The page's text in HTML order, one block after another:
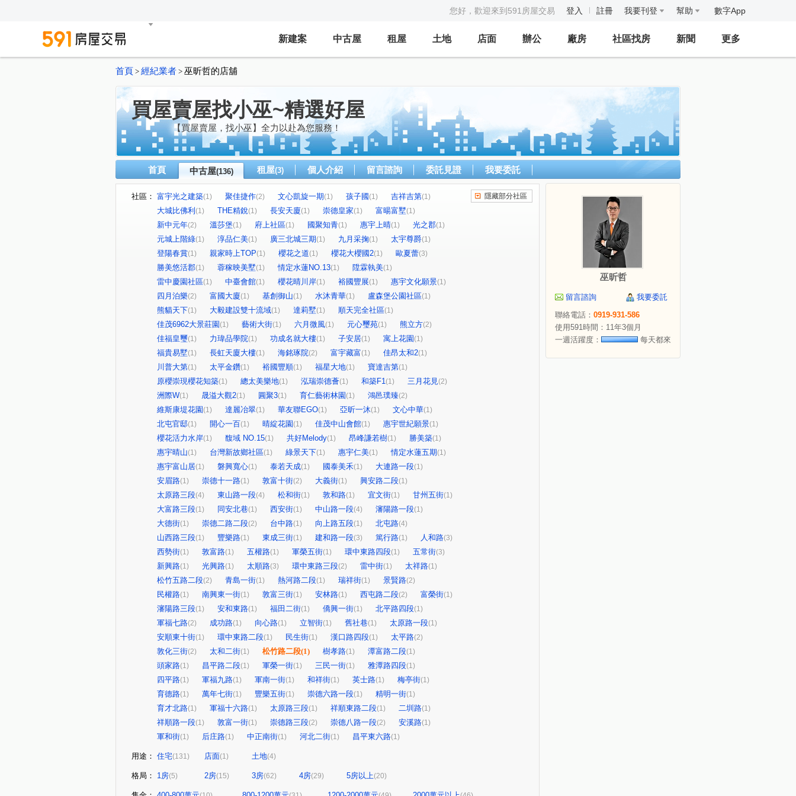
您好，歡迎來到591房屋交易 登入 註冊 我要刊登 幫助 數字App
新建案 中古屋 租屋 土地 店面 辦公 廠房 社區找房 新聞 更多
首頁 > 經紀業者 > 巫昕哲的店舖
買屋賣屋找小巫~精選好屋
【買屋賣屋，找小巫】全力以赴為您服務！
首頁 中古屋(136) 租屋(3) 個人介紹 留言諮詢 委託見證 我要委託
社區： 富宇光之建築(1) 聚佳捷作(2) 文心凱旋一期(1) 孩子國(1) 吉祥吉第(1)
大城比佛利 (1) THE精銳(1) 長安天廈(1) 崇德皇家(1) 富暘富墅(1)
新中元年(2) 溫莎堡(1) 府上社區(1) 國聚知青(1) 惠宇上晴(1) 光之郡(1)
元城上階綠(1) 淳品仁美(1) 廣三北城三期(1) 九月采掬(1) 太宇尊爵(1)
登陽春賞(1) 親家時上TOP(1) 櫻花之道(1) 櫻花大櫻國2(1) 歐夏蕾(3)
勝美悠活郡(1) 蓉稼映美墅(1) 情定水蓮NO.13(1) 陞霖執美(1)
雷中慶園社區(1) 中臺會館(1) 櫻花晴川岸(1) 裕國豐展(1) 惠宇文化願景(1)
四月泊樂(2) 富國大廈(1) 基創御山(1) 水沐青華(1) 盧森堡公園社區(1)
熊貓天下(1) 大毅建設雙十流域(1) 達莉墅(1) 順天完全社區(1)
佳茂6962大景莊園 (1) 藝術大街(1) 六月微風(1) 元心璽苑(1) 熊立方(2)
佳福皇璽(1) 力瑋品學院(1) 功成名就大樓(1) 子安居(1) 寓上花園 (1)
福貴易墅(1) 長虹天廈大樓(1) 海銘琢院(2) 富宇藏富(1) 佳昂太和2(1)
川普大第(1) 太平金鑽(1) 裕國豐順(1) 福星大地(1) 寶達吉第(1)
原櫻崇現櫻花知築(1) 總太美樂地(1) 泓瑞崇德薈(1) 和築F1(1) 三月花見(2)
洲際W(1) 晟溢大觀2(1) 圓聚3(1) 育仁藝術林園 (1) 鴻邑璞臻(2)
維斯康堤花園 (1) 達麗冶翠(1) 華友聯EGO(1) 亞昕一沐(1) 文心中華(1)
北屯官邸(1) 開心一百(1) 晴綻花園 (1) 佳茂中山會館(1) 惠宇世紀願景(1)
櫻花活力水岸(1) 馥域 NO.15(1) 共好Melody(1) 昂峰謙若樹(1) 勝美築(1)
惠宇晴山(1) 台灣新故鄉社區(1) 綠景天下(1) 惠宇仁美(1) 情定水蓮五期(1)
惠宇富山居(1) 磐興寬心(1) 泰若天成(1) 國泰美禾(1) 大連路一段(1)
安眉路(1) 崇德十一路(1) 敦富十街(2) 大義街(1) 興安路二段(1)
太原路三段(4) 東山路一段(4) 松和街(1) 敦和路(1) 宜文街(1) 甘州五街(1)
大富路三段(1) 同安北巷(1) 西安街(1) 中山路一段(4) 瀋陽路一段(1)
大德街(1) 崇德二路二段(2) 台中路(1) 向上路五段(1) 北屯路(4)
山西路三段(1) 豐樂路(1) 東成三街(1) 建和路一段(3) 篤行路(1) 人和路(3)
西勢街(1) 敦富路(1) 五權路(1) 軍榮五街(1) 環中東路四段(1) 五常街(3)
新興路(1) 光興路(1) 太順路(3) 環中東路三段(2) 雷中街(1) 太祥路(1)
松竹五路二段(2) 青島一街(1) 熱河路二段(1) 瑞祥街(1) 景賢路(2)
民權路(1) 南興東一街(1) 敦富三街(1) 安林路(1) 西屯路二段(2) 富榮街(1)
瀋陽路三段(1) 安和東路(1) 福田二街(1) 僑興一街(1) 北平路四段(1)
軍福七路(2) 成功路(1) 向心路(1) 立智街(1) 舊社巷(1) 太原路一段(1)
安順東十街(1) 環中東路二段(1) 民生街(1) 漢口路四段(1) 太平路(2)
敦化三街(2) 太和二街(1) 松竹路二段(1) 樹孝路(1) 潭富路二段(1)
頭家路(1) 昌平路二段(1) 軍榮一街(1) 三民一街(1) 雅潭路四段(1)
四平路(1) 軍福九路(1) 軍南一街(1) 和祥街(1) 英士路(1) 梅亭街(1)
育德路(1) 萬年七街(1) 豐樂五街(1) 崇德六路一段(1) 精明一街(1)
育才北路(1) 軍福十六路(1) 太原路三段(1) 祥順東路二段(1) 二圳路(1)
祥順路一段(1) 敦富一街(1) 崇德路三段(2) 崇德八路一段(2) 安溪路(1)
軍和街(1) 后庄路(1) 中正南街(1) 河北二街(1) 昌平東六路(1)
隱藏部分社區
用途： 住宅(131) 店面(1) 土地(4)
格局： 1房(5) 2房(15) 3房(62) 4房(29) 5房以上(20)
巫昕哲
留言諮詢
我要委託
聯絡電話： 0919-931-586
使用591時間：11年3個月
一週活躍度：
每天都來